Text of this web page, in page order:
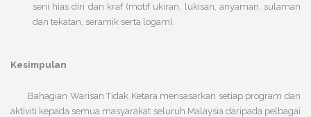
seni hias diri dan kraf (motif ukiran, lukisan, anyaman, sulaman
dan tekatan, seramik serta logam).
Kesimpulan
Bahagian Warisan Tidak Ketara mensasarkan setiap program dan
aktiviti kepada semua masyarakat seluruh Malaysia daripada pelbagai